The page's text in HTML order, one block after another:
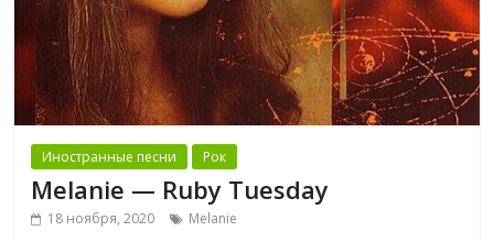
Иностранные песни Рок
Melanie — Ruby Tuesday
18 ноября, 2020 Melanie